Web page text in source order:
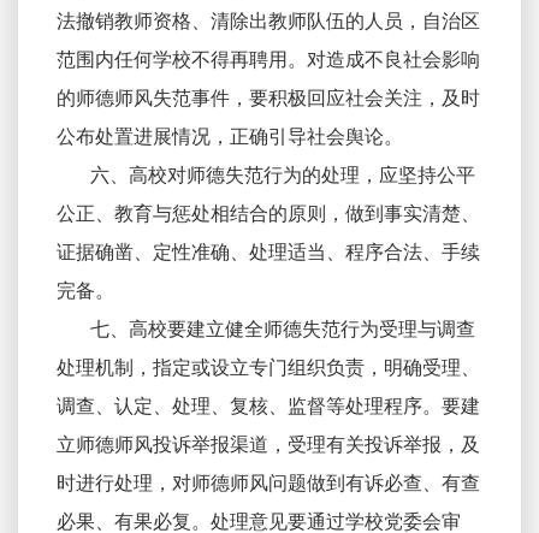
法撤销教师资格、清除出教师队伍的人员，自治区
范围内任何学校不得再聘用。对造成不良社会影响
的师德师风失范事件，要积极回应社会关注，及时
公布处置进展情况，正确引导社会舆论。
六、高校对师德失范行为的处理，应坚持公平
公正、教育与惩处相结合的原则，做到事实清楚、
证据确凿、定性准确、处理适当、程序合法、手续
完备。
七、高校要建立健全师德失范行为受理与调查
处理机制，指定或设立专门组织负责，明确受理、
调查、认定、处理、复核、监督等处理程序。要建
立师德师风投诉举报渠道，受理有关投诉举报，及
时进行处理，对师德师风问题做到有诉必查、有查
必果、有果必复。处理意见要通过学校党委会审